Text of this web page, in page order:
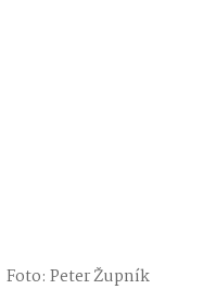
Foto: Peter Župník